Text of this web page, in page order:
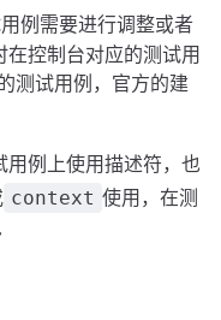
例需要进行调整或者
控制台对应的测试用
测试用例，官方的建
例上使用描述符，也
context 使用，在测